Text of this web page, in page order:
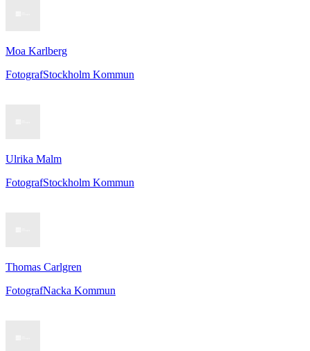
Moa Karlberg
FotografStockholm Kommun
Ulrika Malm
FotografStockholm Kommun
Thomas Carlgren
FotografNacka Kommun